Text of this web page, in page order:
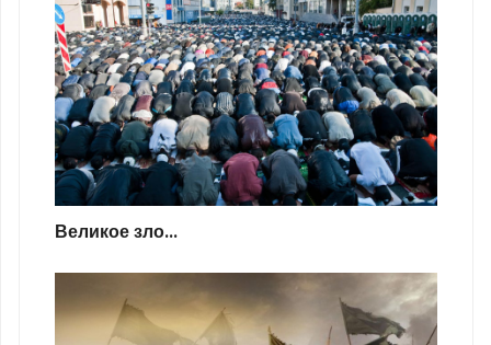
Великое зло...